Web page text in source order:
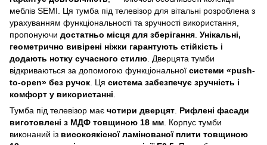
меблів SEMI. Ця тумба під телевізор для вітальні розроблена з
урахуванням функціональності та зручності використання,
пропонуючи достатньо місця для зберігання Унікальні,
геометрично вивірені ніжки гарантують стійкість і
додають нотку сучасного стилю . Дверцята тумби
відкриваються за допомогою функціональної системи «push-
to-open» без ручок . Ця система забезпечує зручність і
комфорт у використанні
Тумба під телевізор має чотири дверцят Рифлені фасади
виготовлені з МДФ товщиною 18 мм . Корпус тумби
виконаний із високоякісної ламінованої плити товщиною